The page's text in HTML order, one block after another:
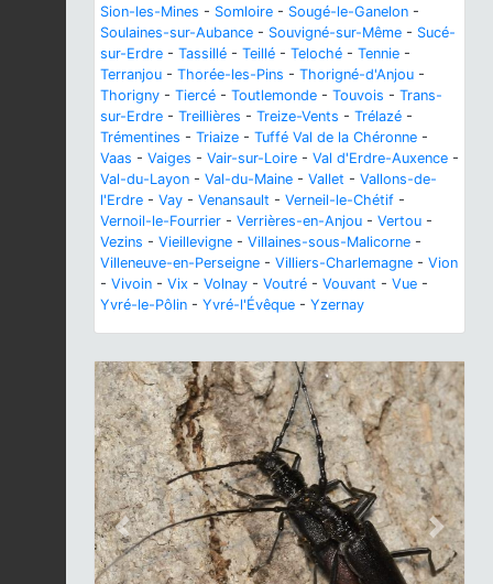
Sion-les-Mines - Somloire - Sougé-le-Ganelon -
Soulaines-sur-Aubance - Souvigné-sur-Même - Sucé-
sur-Erdre - Tassillé - Teillé - Teloché - Tennie -
Terranjou - Thorée-les-Pins - Thorigné-d'Anjou -
Thorigny - Tiercé - Toutlemonde - Touvois - Trans-
sur-Erdre - Treillières - Treize-Vents - Trélazé -
Trémentines - Triaize - Tuffé Val de la Chéronne -
Vaas - Vaiges - Vair-sur-Loire - Val d'Erdre-Auxence -
Val-du-Layon - Val-du-Maine - Vallet - Vallons-de-
l'Erdre - Vay - Venansault - Verneil-le-Chétif -
Vernoil-le-Fourrier - Verrières-en-Anjou - Vertou -
Vezins - Vieillevigne - Villaines-sous-Malicorne -
Villeneuve-en-Perseigne - Villiers-Charlemagne - Vion
- Vivoin - Vix - Volnay - Voutré - Vouvant - Vue -
Yvré-le-Pôlin - Yvré-l'Évêque - Yzernay
Previous Next